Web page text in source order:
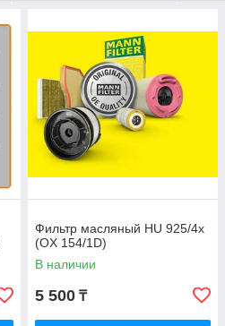
Фильтр масляный HU 925/4x
(OX 154/1D)
В наличии
5 500 ₸